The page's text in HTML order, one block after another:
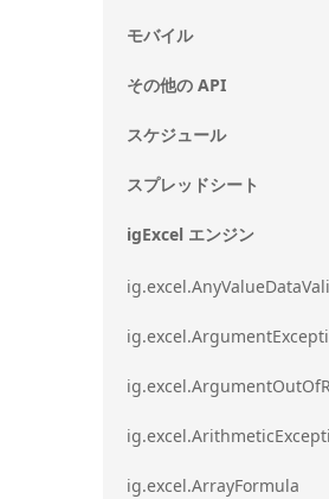
モバイル
その他の API
スケジュール
スプレッドシート
igExcel エンジン
ig.excel.ArrayFormula